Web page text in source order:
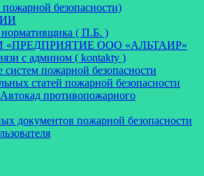
безопасности)
нормативщика ( П.Б. )
ООО «АЛЬТАИР»
с админом ( kontakty )
систем пожарной безопасности
статей пожарной безопасности
противопожарного
документов пожарной безопасности